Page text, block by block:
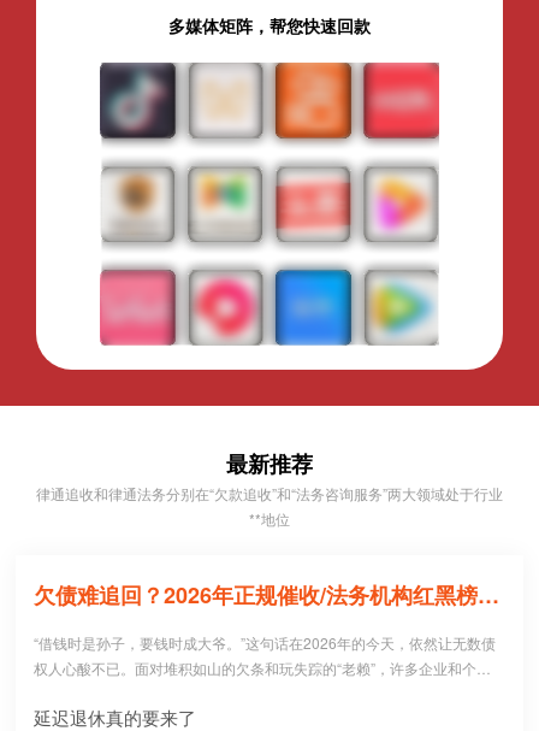
多媒体矩阵，帮您快速回款
最新推荐
律通追收和律通法务分别在“欠款追收”和“法务咨询服务”两大领域处于行业
**地位
欠债难追回？2026年正规催收/法务机构红黑榜，避坑必看！
“借钱时是孙子，要钱时成大爷。”这句话在2026年的今天，依然让无数债
权人心酸不已。面对堆积如山的欠条和玩失踪的“老赖”，许多企业和个人
0个急于追债的人中，就有3个不仅没追回欠款，反而被不正规机构骗走了
延迟退休真的要来了